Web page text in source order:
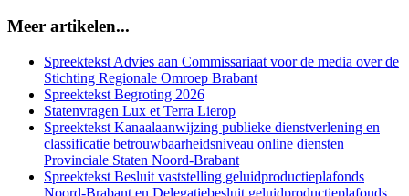
Meer artikelen...
Spreektekst Advies aan Commissariaat voor de media over de
Stichting Regionale Omroep Brabant
Spreektekst Begroting 2026
Statenvragen Lux et Terra Lierop
Spreektekst Kanaalaanwijzing publieke dienstverlening en
classificatie betrouwbaarheidsniveau online diensten
Provinciale Staten Noord-Brabant
Spreektekst Besluit vaststelling geluidproductieplafonds